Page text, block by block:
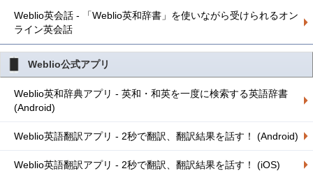
Weblio英会話 - 「Weblio英和辞書」を使いながら受けられるオン
ライン英会話
Weblio公式アプリ
Weblio英和辞典アプリ - 英和・和英を一度に検索する英語辞書
(Android)
Weblio英語翻訳アプリ - 2秒で翻訳、翻訳結果を話す！ (Android)
Weblio英語翻訳アプリ - 2秒で翻訳、翻訳結果を話す！ (iOS)